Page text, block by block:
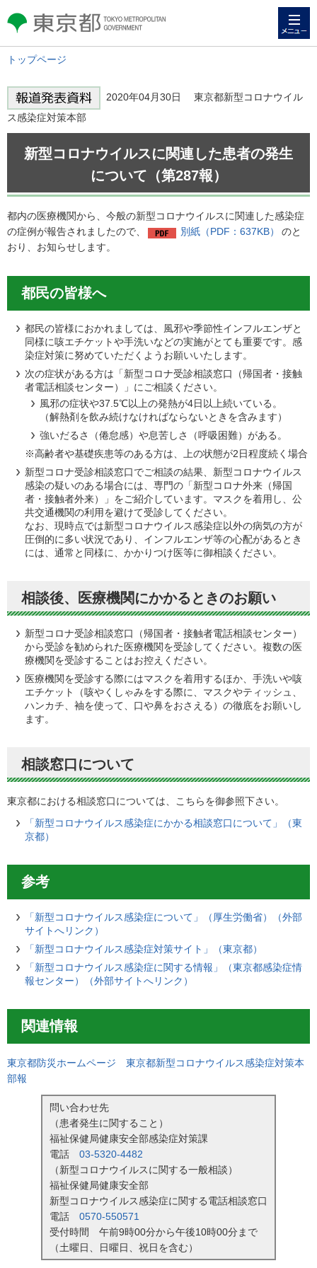
東京都 TOKYO METROPOLITAN
GOVERNMENT
トップページ
2020年04月30日 東京都新型コロナウイル
ス感染症対策本部
新型コロナウイルスに関連した患者の発生
について（第287報）
都内の医療機関から、今般の新型コロナウイルスに関連した感染症
の症例が報告されましたので、
別紙（PDF：637KB）
のと
おり、お知らせします。
都民の皆様へ
都民の皆様におかれましては、風邪や季節性インフルエンザと
同様に咳エチケットや手洗いなどの実施がとても重要です。感
染症対策に努めていただくようお願いいたします。
次の症状がある方は「新型コロナ受診相談窓口（帰国者・接触
者電話相談センター）」にご相談ください。
風邪の症状や37.5℃以上の発熱が4日以上続いている。
（解熱剤を飲み続けなければならないときを含みます）
強いだるさ（倦怠感）や息苦しさ（呼吸困難）がある。
※高齢者や基礎疾患等のある方は、上の状態が2日程度続く場合
新型コロナ受診相談窓口でご相談の結果、新型コロナウイルス
感染の疑いのある場合には、専門の「新型コロナ外来（帰国
者・接触者外来）」をご紹介しています。マスクを着用し、公
共交通機関の利用を避けて受診してください。
なお、現時点では新型コロナウイルス感染症以外の病気の方が
圧倒的に多い状況であり、インフルエンザ等の心配があるとき
には、通常と同様に、かかりつけ医等に御相談ください。
相談後、医療機関にかかるときのお願い
新型コロナ受診相談窓口（帰国者・接触者電話相談センター）
から受診を勧められた医療機関を受診してください。複数の医
療機関を受診することはお控えください。
医療機関を受診する際にはマスクを着用するほか、手洗いや咳
エチケット（咳やくしゃみをする際に、マスクやティッシュ、
ハンカチ、袖を使って、口や鼻をおさえる）の徹底をお願いし
ます。
相談窓口について
東京都における相談窓口については、こちらを御参照下さい。
「新型コロナウイルス感染症にかかる相談窓口について」（東
京都）
参考
「新型コロナウイルス感染症について」（厚生労働省）（外部
サイトへリンク）
「新型コロナウイルス感染症対策サイト」（東京都）
「新型コロナウイルス感染症に関する情報」（東京都感染症情
報センター）（外部サイトへリンク）
関連情報
東京都防災ホームページ 東京都新型コロナウイルス感染症対策本
部報
問い合わせ先
（患者発生に関すること）
福祉保健局健康安全部感染症対策課
電話 03-5320-4482
（新型コロナウイルスに関する一般相談）
福祉保健局健康安全部
新型コロナウイルス感染症に関する電話相談窓口
電話 0570-550571
受付時間 午前9時00分から午後10時00分まで
（土曜日、日曜日、祝日を含む）